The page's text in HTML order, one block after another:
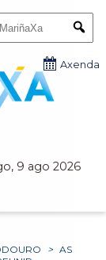
9 ago 2026
Axenda
> AS